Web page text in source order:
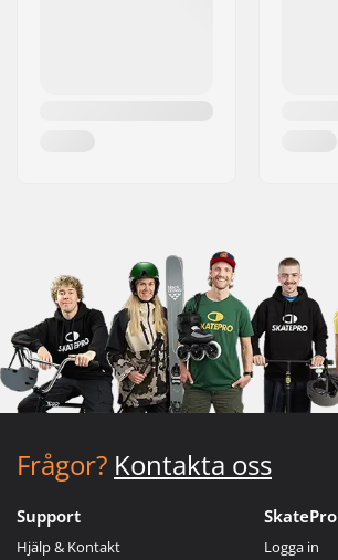
Frågor? Kontakta oss
Support
Hjälp & Kontakt
SkatePro
Logga in